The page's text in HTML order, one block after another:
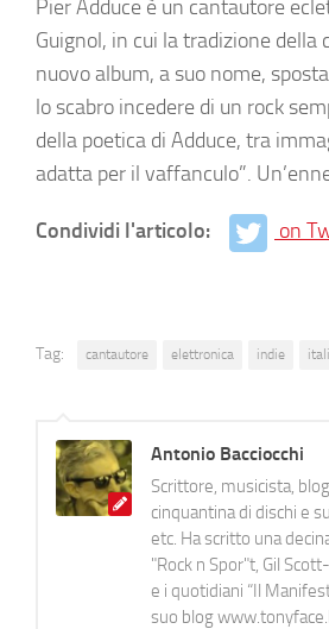
Pier Adduce è un cantautore
Guignol, in cui la tradizione della
nuovo album, a suo nome,
lo scabro incedere di un rock
della poetica di Adduce, tra
adatta per il vaffanculo”.
Condividi l'articolo: on
Tag: cantautore elettronica indie
Antonio Bacciocchi
Scrittore, musicista,
cinquantina di dischi e
etc. Ha scritto una
"Rock n Spor"t, Gil
e i quotidiani “Il
suo blog